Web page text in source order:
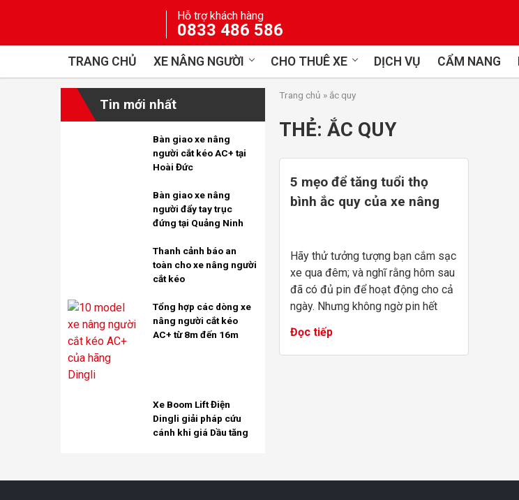
Hỗ trợ khách hàng
0833 486 586
TRANG CHỦ XE NÂNG NGƯỜI CHO THUÊ XE DỊCH VỤ CẨM NANG
Trang chủ » ắc quy
THẺ: ẮC QUY
5 mẹo để tăng tuổi thọ
bình ắc quy của xe nâng
Hãy thử tưởng tượng bạn cắm sạc
xe qua đêm; và nghĩ rằng hôm sau
đã có đủ pin để hoạt động cho cả
ngày. Nhưng không ngờ pin hết
ngày làm việc. Nguyên nhân là gì?
Có phả...
Đọc tiếp
Tin mới nhất
Bàn giao xe nâng
người cắt kéo AC+ tại
Hoài Đức
Bàn giao xe nâng
người đẩy tay trục
đứng tại Quảng Ninh
Thanh cảnh báo an
toàn cho xe nâng người
cắt kéo
Tổng hợp các dòng xe
nâng người cắt kéo
AC+ từ 8m đến 16m
Xe Boom Lift Điện
Dingli giải pháp cứu
cánh khi giá Dầu tăng